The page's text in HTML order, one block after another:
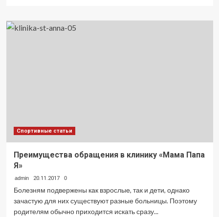
Как
выбрать
Спортивные статьи
Преимущества обращения в клинику «Мама Папа
Я»
admin 20.11.2017 0
Болезням подвержены как взрослые, так и дети, однако
зачастую для них существуют разные больницы. Поэтому
родителям обычно приходится искать сразу...